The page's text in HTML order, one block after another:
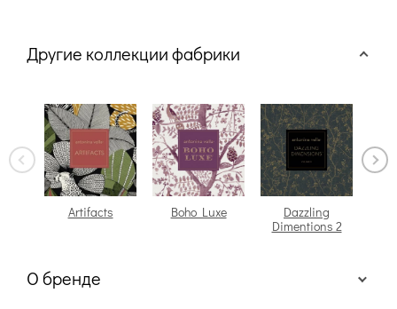
Другие коллекции фабрики
Artifacts Boho Luxe
Dazzling
Dimentions 2
О бренде